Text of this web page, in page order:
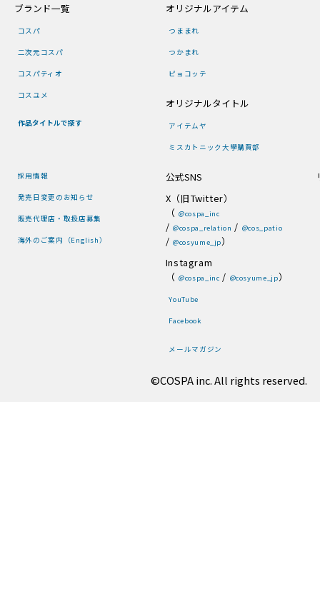
ブランド一覧
コスパ
二次元コスパ
コスパティオ
コスユメ
作品タイトルで探す
オリジナルアイテム
つままれ
つかまれ
ピョコッテ
オリジナルタイトル
アイテムヤ
ミスカトニック大學購買部
採用情報
発売日変更のお知らせ
販売代理店・取扱店募集
海外のご案内（English）
公式SNS
X（旧Twitter）
（ @cospa_inc
/ @cospa_relation / @cos_patio
/ @cosyume_jp）
Instagram
（ @cospa_inc / @cosyume_jp）
YouTube
Facebook
メールマガジン
©COSPA inc. All rights reserved.